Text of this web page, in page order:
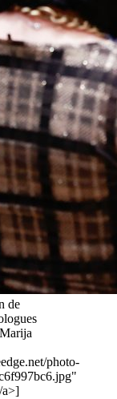
de
photo-